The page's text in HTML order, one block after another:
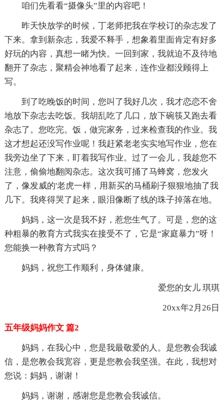
咱们先看看“摄像头”里的内容吧！
昨天快放学的时候，丁老师把我在学校订的杂志发了
下来。拿到新杂志，我爱不释手，想象着里面肯定有好多
好玩的内容，真想一睹为快。一回到家，我就迫不及待地
翻开了杂志，聚精会神地看了起来，连作业都没顾得上
写。
到了吃晚饭的时间，您叫了我好几次，我才恋恋不舍
地放下杂志去吃饭。我胡乱吃了几口，放下碗筷又跑去看
杂志了。您吃完。饭，做完家务，过来检查我的作业。我
这才想起还没写作业呢！我赶紧老老实实地写作业，您在
我旁边坐了下来，盯着我写作业。过了一会儿，我趁您不
注意，偷偷地翻阅杂志。这次我可捅了马蜂窝，您发火
了，像发威的'老虎一样，用新买的马桶刷子狠狠地抽了我
几下。我疼得哭了起来，眼泪像断了线的珠子掉落在地。
妈妈，这一次是我不好，惹您生气了。可是，您的这
种粗暴的教育方式我实在接受不了，它是“家庭暴力”呀！
您能换一种教育方式吗？
妈妈，祝您工作顺利，身体健康。
爱您的女儿 琪琪
20xx年2月26日
五年级妈妈作文 篇2
妈妈，在我心中，您是我最敬爱的人。是您教会我诚
信，是您教会我宽容，更是您教会我坚强。在此，我想对
您说：妈妈，谢谢！
妈妈，谢谢，感谢您是您教会我诚信。